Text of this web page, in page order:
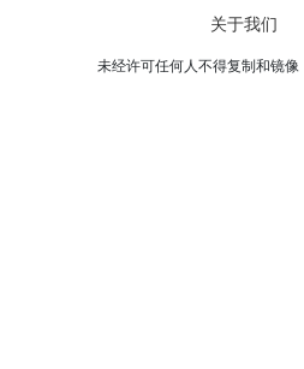
关于我们
未经许可任何人不得复制和镜